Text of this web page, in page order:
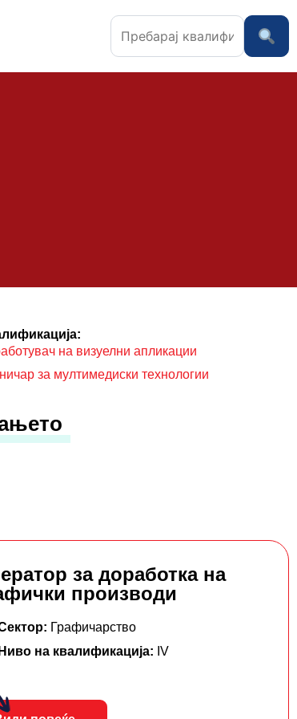
на визуелни апликации
за мултимедиски технологии
за доработка на
производи
Графичарство
Ниво на квалификација: IV